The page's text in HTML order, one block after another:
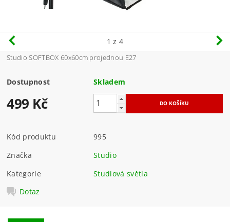
1 z 4
Studio SOFTBOX 60x60cm projednou E27
Dostupnost Skladem
499 Kč
Kód produktu
995
Značka
Studio
Kategorie
Studiová světla
Dotaz